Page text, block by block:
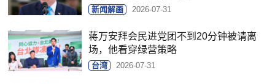
新闻解画 2026-07-31
蒋万安拜会民进党团不到20分钟被请离
场，他看穿绿营策略
台湾 2026-07-31